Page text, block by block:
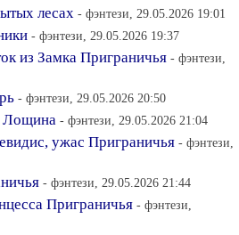
лесах - фэнтези, 29.05.2026 19:01
- фэнтези, 29.05.2026 19:37
из Замка Приграничья - фэнтези,
- фэнтези, 29.05.2026 20:50
Лощина - фэнтези, 29.05.2026 21:04
ужас Приграничья - фэнтези,
- фэнтези, 29.05.2026 21:44
Приграничья - фэнтези,